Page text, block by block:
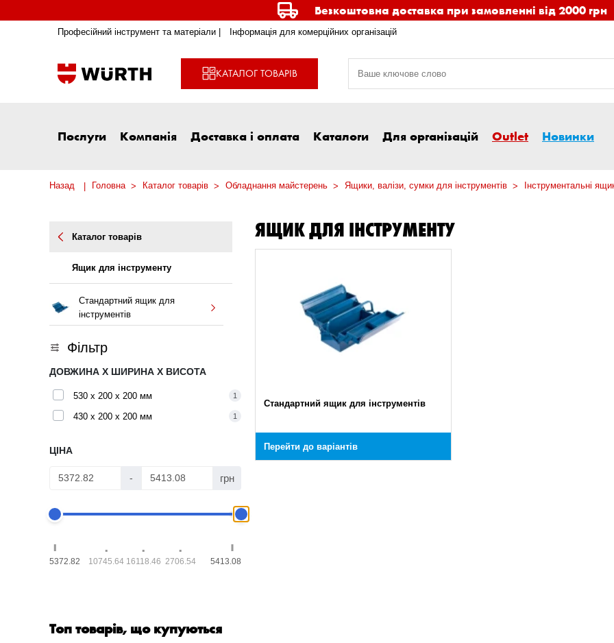
Безкоштовна доставка при замовленні від 2000 грн
Професійний інструмент та матеріали | Інформація для комерційних організацій
КАТАЛОГ ТОВАРІВ
Послуги Компанія Доставка і оплата Каталоги Для організацій Outlet Новинки
Назад Головна Каталог товарів Обладнання майстерень Ящики, валізи, сумки для інструментів Інструментальні
Каталог товарів
Ящик для інструменту
Стандартний ящик для
інструментів
Фільтр
ДОВЖИНА X ШИРИНА X ВИСОТА
530 x 200 x 200 мм 1
430 x 200 x 200 мм 1
ЦІНА
- грн
5372.82 10745.64 16118.46 2706.54 5413.08
ЯЩИК ДЛЯ ІНСТРУМЕНТУ
Стандартний ящик для інструментів
Перейти до варіантів
Топ товарів, що купуються